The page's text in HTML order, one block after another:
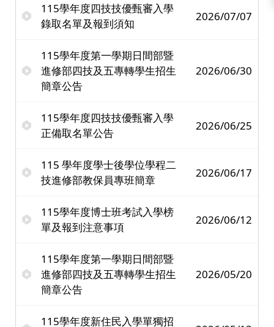
115學年度四技技優甄審入學
錄取名單及報到須知
2026/07/07
115學年度第一學期日間部暨
進修部四技及五專轉學生招生
簡章公告
2026/06/30
115學年度四技技優甄審入學
正備取名單公告
2026/06/25
115 學年度學士後學位學程二
技進修部教保員專班簡章
2026/06/17
115學年度博士班考試入學榜
單及報到注意事項
2026/06/12
115學年度第一學期日間部暨
進修部四技及五專轉學生招生
簡章公告
2026/05/20
115學年度新住民入學單獨招